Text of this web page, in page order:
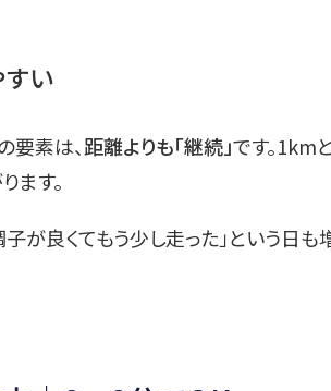
すい
要素は、距離よりも「継続」です。1km
ます。
が良くてもう少し走った」という日も